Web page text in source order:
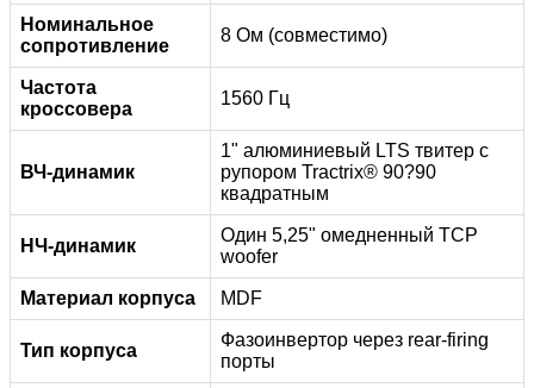
Номинальное
сопротивление
8 Ом (совместимо)
Частота
кроссовера
1560 Гц
ВЧ-динамик
1" алюминиевый LTS твитер с
рупором Tractrix® 90?90
квадратным
НЧ-динамик
Один 5,25" омедненный TCP
woofer
Материал корпуса MDF
Тип корпуса
Фазоинвертор через rear-firing
порты